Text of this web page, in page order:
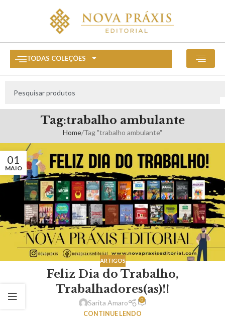
TODAS COLEÇÕES
Tag:trabalho ambulante
Home Tag "trabalho ambulante"
01
MAIO
ARTIGOS
Feliz Dia do Trabalho,
Trabalhadores(as)!!
Sarita Amaro 0
CONTINUE LENDO